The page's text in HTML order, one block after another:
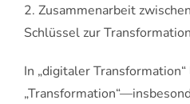
2. Zusammenarbeit
Schlüssel zur Transformation
In „digitaler